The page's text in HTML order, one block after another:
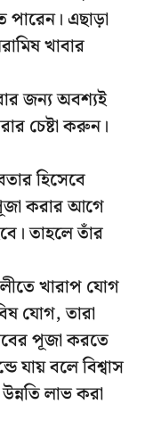
এছাড়া
খাবার
জন্য অবশ্যই
চেষ্টা করুন।
হিসেবে
করার আগে
তাহলে তাঁর
খারাপ যোগ
যোগ, তারা
পূজা করতে
যায় বলে বিশ্বাস
লাভ করা